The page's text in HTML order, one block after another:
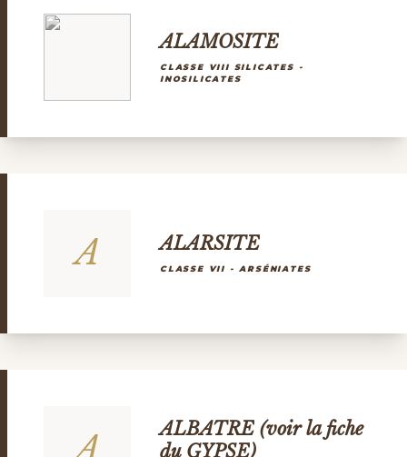
ALAMOSITE
CLASSE VIII SILICATES -
INOSILICATES
A ALARSITE
CLASSE VII - ARSÉNIATES
ALBATRE (voir la fiche
du GYPSE)